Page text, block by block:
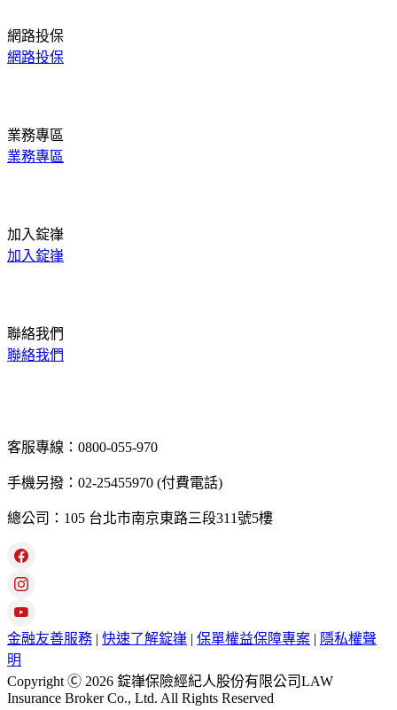
網路投保
網路投保
業務專區
業務專區
加入錠嵂
加入錠嵂
聯絡我們
聯絡我們
客服專線：0800-055-970
手機另撥：02-25455970 (付費電話)
總公司：105 台北市南京東路三段311號5樓
金融友善服務 | 快速了解錠嵂 | 保單權益保障專案 | 隱私權聲
明
Copyright Ⓒ 2026 錠嵂保險經紀人股份有限公司LAW
Insurance Broker Co., Ltd. All Rights Reserved